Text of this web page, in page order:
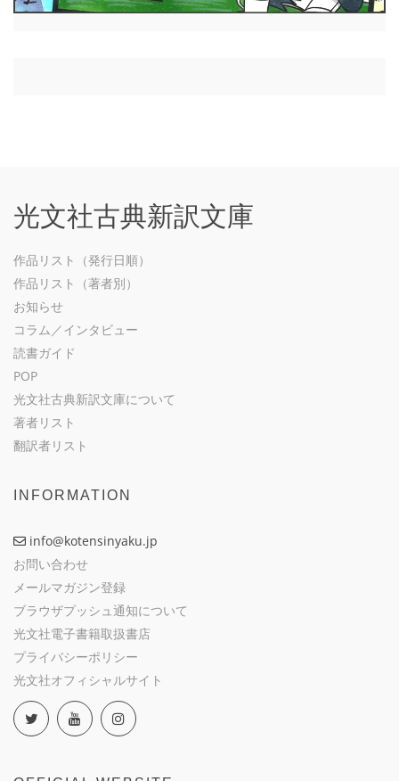
光文社古典新訳文庫
作品リスト（発行日順）
作品リスト（著者別）
お知らせ
コラム／インタビュー
読書ガイド
POP
光文社古典新訳文庫について
著者リスト
翻訳者リスト
INFORMATION
info@kotensinyaku.jp
お問い合わせ
メールマガジン登録
ブラウザプッシュ通知について
光文社電子書籍取扱書店
プライバシーポリシー
光文社オフィシャルサイト